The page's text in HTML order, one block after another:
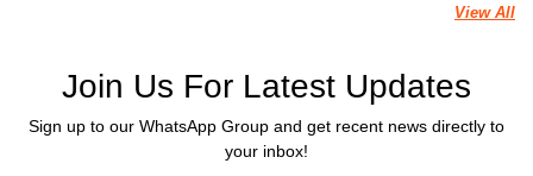
View All
Join Us For Latest Updates
Sign up to our WhatsApp Group and get recent news directly to
your inbox!